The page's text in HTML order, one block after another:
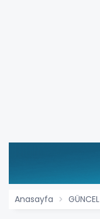
Anasayfa GÜNCEL